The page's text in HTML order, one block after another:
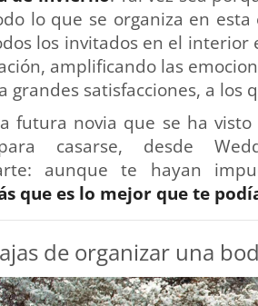
lo que se organiza en
los invitados en el interior
amplificando las
grandes satisfacciones, a los
futura novia que se ha
casarse, desde
aunque te hayan
que es lo mejor que te
de organizar una